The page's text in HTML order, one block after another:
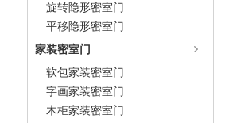
旋转隐形密室门
平移隐形密室门
家装密室门
软包家装密室门
字画家装密室门
木柜家装密室门